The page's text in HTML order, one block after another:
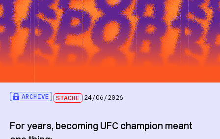
ARCHIVE STACHE 24/06/2026
For years, becoming UFC champion meant